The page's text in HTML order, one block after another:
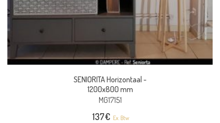
SENIORITA Horizontaal -
1200x800 mm
MG17151
137€ Ex. Btw